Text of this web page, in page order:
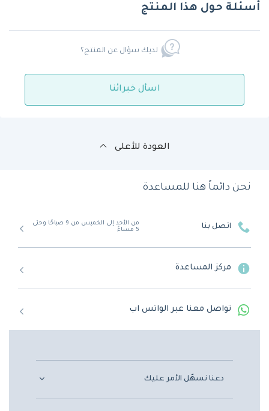
أسئلة حول هذا المنتج
لديك سؤال عن المنتج؟
اسأل خبرائنا
العودة للأعلى
نحن دائماً هنا للمساعدة
اتصل بنا
من الأحد إلى الخميس من 9 صباحًا وحتى
5 مساءً
مركز المساعدة
تواصل معنا عبر الواتس اب
دعنا نسهّل الأمر عليك